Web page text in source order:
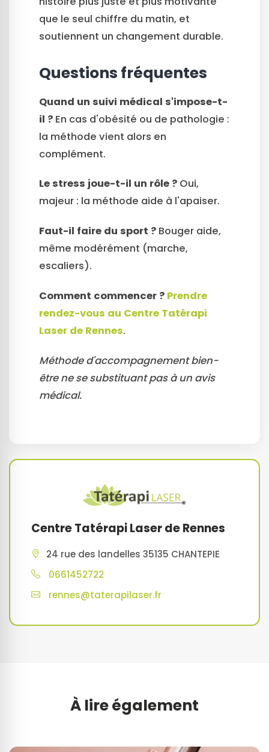
que le seul chiffre du matin, et
soutiennent un changement durable.
Questions fréquentes
Quand un suivi médical s'impose-t-
il ? En cas d'obésité ou de pathologie :
la méthode vient alors en
complément.
Le stress joue-t-il un rôle ? Oui,
majeur : la méthode aide à l'apaiser.
Faut-il faire du sport ? Bouger aide,
même modérément (marche,
escaliers).
Comment commencer ? Prendre
rendez-vous au Centre Tatérapi
Laser de Rennes.
Méthode d'accompagnement bien-
être ne se substituant pas à un avis
médical.
Centre Tatérapi Laser de Rennes
24 rue des landelles 35135 CHANTEPIE
0661452722
rennes@taterapilaser.fr
À lire également